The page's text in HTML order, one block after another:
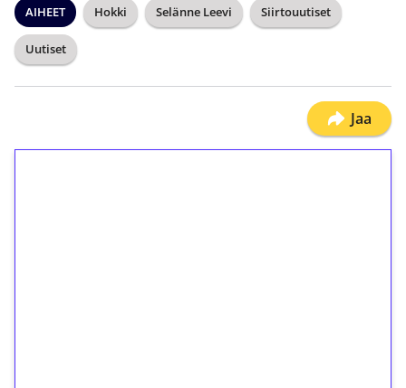
AIHEET Hokki Selänne Leevi Siirtouutiset
Uutiset
Jaa